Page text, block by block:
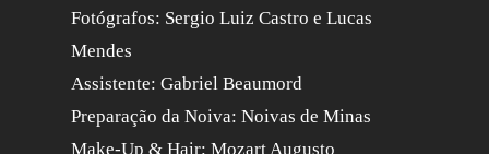
Fotógrafos: Sergio Luiz Castro e Lucas
Mendes
Assistente: Gabriel Beaumord
Preparação da Noiva: Noivas de Minas
Make-Up & Hair: Mozart Augusto